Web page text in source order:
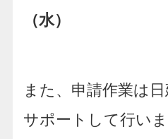
（水）
また、申請作業は
サポートして行い